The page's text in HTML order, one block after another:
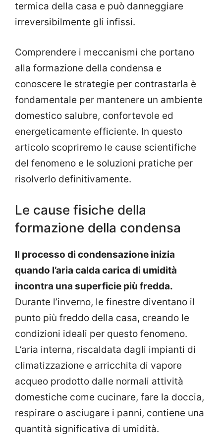
termica della casa e può danneggiare
irreversibilmente gli infissi.
Comprendere i meccanismi che portano
alla formazione della condensa e
conoscere le strategie per contrastarla è
fondamentale per mantenere un ambiente
domestico salubre, confortevole ed
energeticamente efficiente. In questo
articolo scopriremo le cause scientifiche
del fenomeno e le soluzioni pratiche per
risolverlo definitivamente.
Le cause fisiche della
formazione della condensa
Il processo di condensazione inizia
quando l’aria calda carica di umidità
incontra una superficie più fredda.
Durante l’inverno, le finestre diventano il
punto più freddo della casa, creando le
condizioni ideali per questo fenomeno.
L’aria interna, riscaldata dagli impianti di
climatizzazione e arricchita di vapore
acqueo prodotto dalle normali attività
domestiche come cucinare, fare la doccia,
respirare o asciugare i panni, contiene una
quantità significativa di umidità.